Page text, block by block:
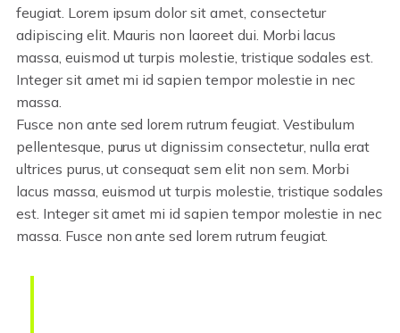
feugiat. Lorem ipsum dolor sit amet, consectetur
adipiscing elit. Mauris non laoreet dui. Morbi lacus
massa, euismod ut turpis molestie, tristique sodales est.
Integer sit amet mi id sapien tempor molestie in nec
massa.
Fusce non ante sed lorem rutrum feugiat. Vestibulum
pellentesque, purus ut dignissim consectetur, nulla erat
ultrices purus, ut consequat sem elit non sem. Morbi
lacus massa, euismod ut turpis molestie, tristique sodales
est. Integer sit amet mi id sapien tempor molestie in nec
massa. Fusce non ante sed lorem rutrum feugiat.